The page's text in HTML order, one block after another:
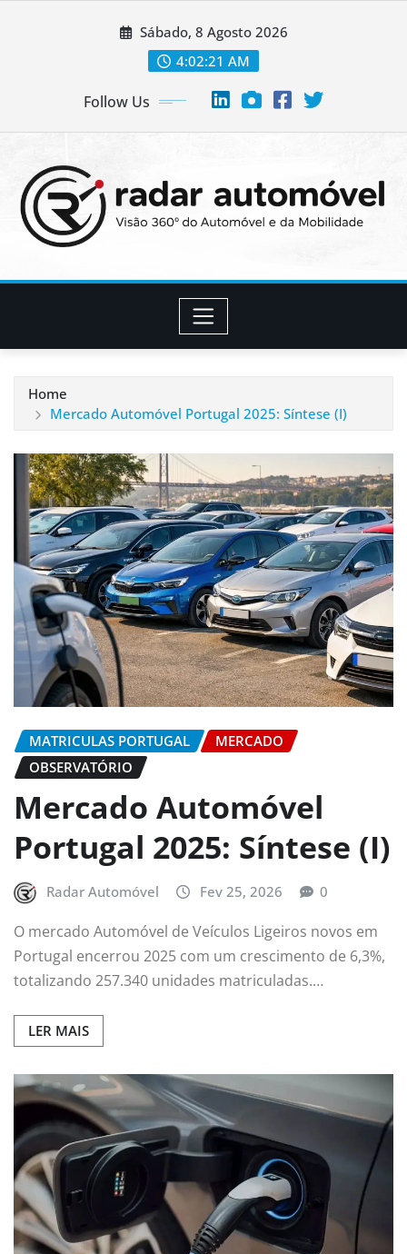
Sábado, 8 Agosto 2026
4:02:21 AM
Follow Us
Home
Mercado Automóvel Portugal 2025: Síntese (I)
MATRICULAS PORTUGAL
MERCADO
OBSERVATÓRIO
Mercado Automóvel
Portugal 2025: Síntese (I)
Radar Automóvel Fev 25, 2026 0
O mercado Automóvel de Veículos Ligeiros novos em
Portugal encerrou 2025 com um crescimento de 6,3%,
totalizando 257.340 unidades matriculadas.…
LER MAIS